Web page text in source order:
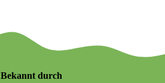
Bekannt durch